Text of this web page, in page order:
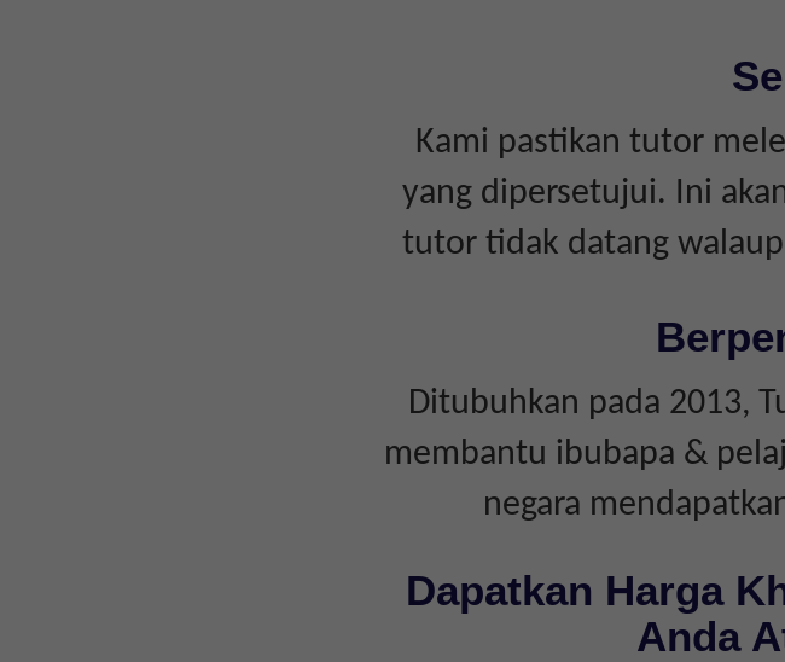
Kami pastikan tutor
yang dipersetujui. Ini
tutor tidak datang
Ditubuhkan pada 2013,
membantu ibubapa &
negara
Dapatkan Harga
Anda